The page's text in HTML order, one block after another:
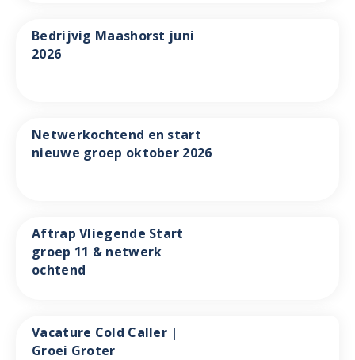
Bedrijvig Maashorst juni
2026
Netwerkochtend en start
nieuwe groep oktober 2026
Aftrap Vliegende Start
groep 11 & netwerk
ochtend
Vacature Cold Caller |
Groei Groter